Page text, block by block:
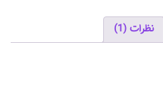
نظرات (1)